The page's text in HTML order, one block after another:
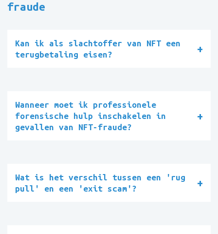
fraude
Kan ik als slachtoffer van NFT een
terugbetaling eisen?
Wanneer moet ik professionele
forensische hulp inschakelen in
gevallen van NFT-fraude?
Wat is het verschil tussen een 'rug
pull' en een 'exit scam'?